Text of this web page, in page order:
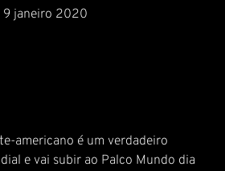
9 janeiro 2020
americano é um verdadeiro
e vai subir ao Palco Mundo dia